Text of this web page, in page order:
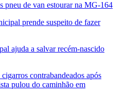
pneu de van estourar na MG-164
prende suspeito de fazer
ajuda a salvar recém-nascido
contrabandeados após
pulou do caminhão em